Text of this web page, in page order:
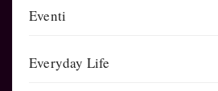
Eventi
Everyday Life